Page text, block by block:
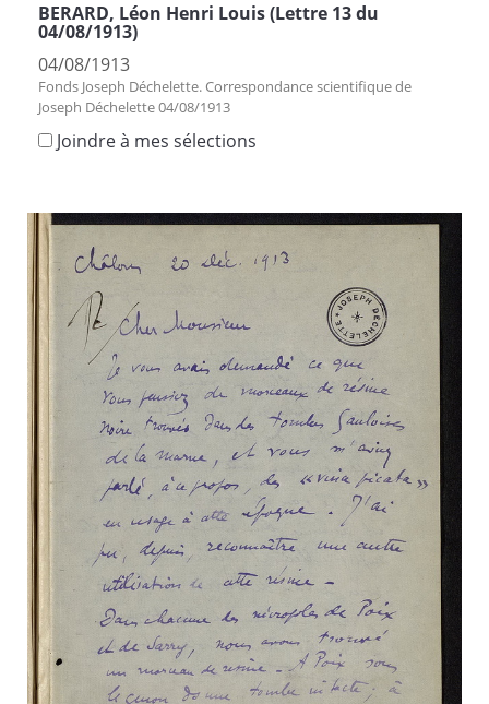
BERARD, Léon Henri Louis (Lettre 13 du
04/08/1913)
04/08/1913
Fonds Joseph Déchelette. Correspondance scientifique de
Joseph Déchelette 04/08/1913
Joindre à mes sélections